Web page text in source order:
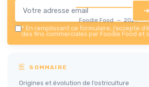
Foodie Food — 2026
* En remplissant ce formulaire, j’accepte
des fins commerciales par Foodie Food et
SOMMAIRE
Origines et évolution de l’ostriculture